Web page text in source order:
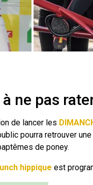
ne pas
de lancer les
pourra retrouver
de poney.
hippique est